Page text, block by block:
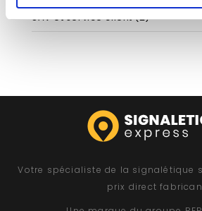
SAV et service client (2)
Votre spécialiste de la signalétique
prix direct